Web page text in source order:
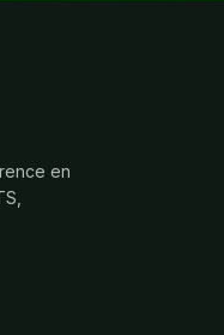
en